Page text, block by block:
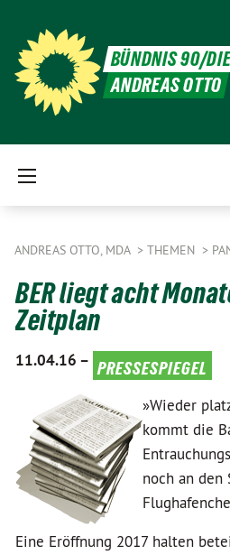
BÜNDNIS 90/
ANDREAS OTTO
ANDREAS OTTO, MDA THEMEN
BER liegt acht
Zeitplan
11.04.16 – pressespiegel
»Wieder
kommt die
noch an den
Eine Eröffnung 2017 halten